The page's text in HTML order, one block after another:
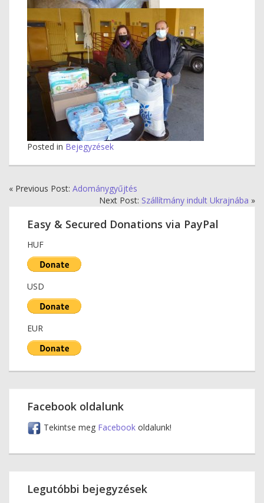
Posted in Bejegyzések
« Previous Post: Adománygyűjtés
Next Post: Szállítmány indult Ukrajnába »
Easy & Secured Donations via PayPal
HUF
USD
EUR
Facebook oldalunk
Tekintse meg Facebook oldalunk!
Legutóbbi bejegyzések